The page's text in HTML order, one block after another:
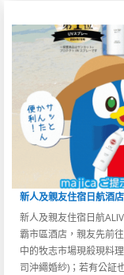
新人及親友住宿日航酒店
新人及親友住宿日航
霸市區酒店，親友先前
中的牧志市場現殺現料
司沖繩婚紗)；若有公証